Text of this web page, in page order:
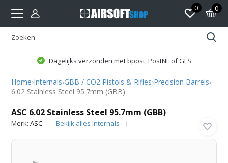
0 0
Dagelijks verzonden met bpost, PostNL of GLS
Home›Internals›GBB / CO2 Pistols & Rifles›Precision Barrels›
6.02 Stainless Steel 95.7mm (GBB)
ASC 6.02 Stainless Steel 95.7mm (GBB)
Merk:ASC Bekijk alles Internals